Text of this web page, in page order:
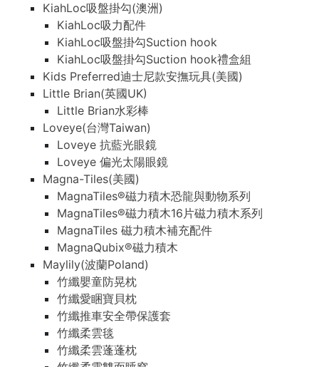
KiahLoc吸盤掛勾(澳洲)
KiahLoc吸力配件
KiahLoc吸盤掛勾Suction hook
KiahLoc吸盤掛勾Suction hook禮盒組
Kids Preferred迪士尼款安撫玩具(美國)
Little Brian(英國UK)
Little Brian水彩棒
Loveye(台灣Taiwan)
Loveye 抗藍光眼鏡
Loveye 偏光太陽眼鏡
Magna-Tiles(美國)
MagnaTiles®磁力積木恐龍與動物系列
MagnaTiles®磁力積木16片磁力積木系列
MagnaTiles 磁力積木補充配件
MagnaQubix®磁力積木
Maylily(波蘭Poland)
竹纖嬰童防晃枕
竹纖愛睏寶貝枕
竹纖推車安全帶保護套
竹纖柔雲毯
竹纖柔雲蓬蓬枕